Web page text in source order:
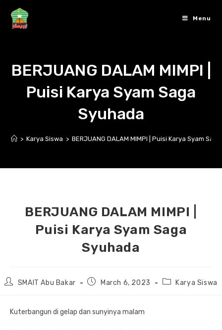
content
Menu
BERJUANG DALAM MIMPI |
Puisi Karya Syam Saga
Syuhada
> Karya Siswa > BERJUANG DALAM MIMPI | Puisi Karya Syam
BERJUANG DALAM MIMPI |
Puisi Karya Syam Saga
Syuhada
PostSMAIT Abu Bakar
PostMarch 6, 2023
PostKarya Siswa
Kuterbangun di gelap dan sunyinya malam